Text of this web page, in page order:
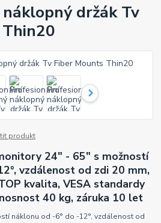
držák Tv
produkt
24" - 65" s možností
vzdálenost od zdi 20 mm,
kvalita, VESA standardy
40 kg, záruka 10 let
náklonu od -6° do -12°, vzdálenost od